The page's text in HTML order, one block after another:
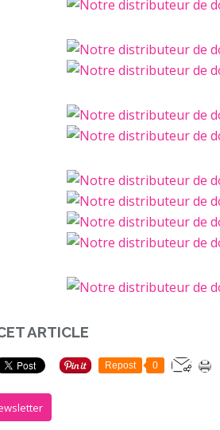
ARTICLE
Repost 0